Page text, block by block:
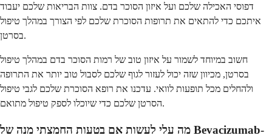
דפוסי האכילה שלכם ועל איזון הסוכר בדם. צוות הבריאות שלכם יעבוד
איתכם כדי להתאים את תרופות הסוכרת שלכם לפי הצורך במהלך טיפול
בסרטן.
חשוב במיוחד לשמור על איזון טוב של רמות הסוכר בדם במהלך טיפול
בסרטן, מכיוון שזה יכול לעזור לגוף שלכם לסבול טוב יותר את התרופה
ולהחלים מכל תופעות לוואי. עדכנו את רופא הסוכרת שלכם לגבי טיפול
הסרטן שלכם כדי שיוכלו לספק טיפול מתואם.
מה עלי לעשות אם בטעות החמצתי מנה של Bevacizumab-